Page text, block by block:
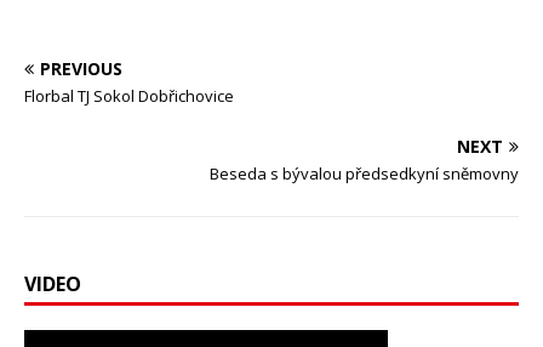
PREVIOUS
Florbal TJ Sokol Dobřichovice
NEXT
Beseda s bývalou předsedkyní sněmovny
VIDEO